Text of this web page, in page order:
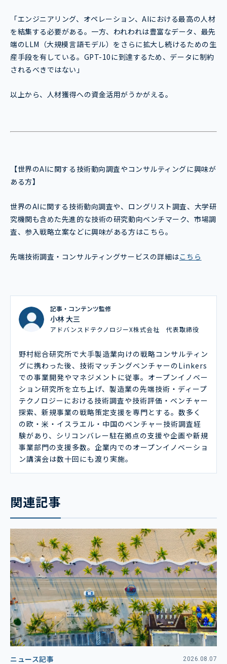
「エンジニアリング、オペレーション、AIにおける最高の人材
を結集する必要がある。一方、われわれは豊富なデータ、最先
端のLLM（大規模言語モデル）をさらに拡大し続けるための生
産手段を有している。GPT-10に到達するため、データに制約
されるべきではない」
以上から、人材獲得への資金活用がうかがえる。
【世界のAIに関する技術動向調査やコンサルティングに興味が
ある方】
世界のAIに関する技術動向調査や、ロングリスト調査、大学研
究機関も含めた先進的な技術の研究動向ベンチマーク、市場調
査、参入戦略立案などに興味がある方はこちら。
先端技術調査・コンサルティングサービスの詳細はこちら
記事・コンテンツ監修
小林 大三
アドバンスドテクノロジーX株式会社 代表取締役
野村総合研究所で大手製造業向けの戦略コンサルティン
グに携わった後、技術マッチングベンチャーのLinkers
での事業開発やマネジメントに従事。オープンイノベー
ション研究所を立ち上げ、製造業の先端技術・ディープ
テクノロジーにおける技術調査や技術評価・ベンチャー
探索、新規事業の戦略策定支援を専門とする。数多く
の欧・米・イスラエル・中国のベンチャー技術調査経
験があり、シリコンバレー駐在拠点の支援や企画や新規
事業部門の支援多数。企業内でのオープンイノベーショ
ン講演会は数十回にも渡り実施。
関連記事
ニュース記事 2026.08.07